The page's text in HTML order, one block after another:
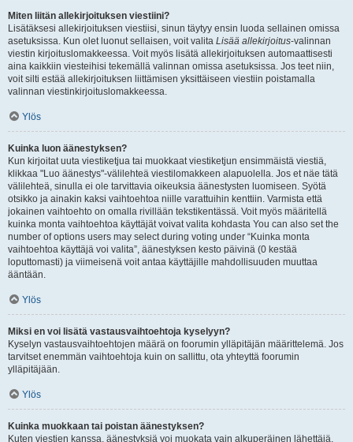
Miten liitän allekirjoituksen viestiini?
Lisätäksesi allekirjoituksen viestiisi, sinun täytyy ensin luoda sellainen omissa
asetuksissa. Kun olet luonut sellaisen, voit valita Lisää allekirjoitus-valinnan
viestin kirjoituslomakkeessa. Voit myös lisätä allekirjoituksen automaattisesti
aina kaikkiin viesteihisi tekemällä valinnan omissa asetuksissa. Jos teet niin,
voit silti estää allekirjoituksen liittämisen yksittäiseen viestiin poistamalla
valinnan viestinkirjoituslomakkeessa.
Ylös
Kuinka luon äänestyksen?
Kun kirjoitat uuta viestiketjua tai muokkaat viestiketjun ensimmäistä viestiä,
klikkaa "Luo äänestys"-välilehteä viestilomakkeen alapuolella. Jos et näe tätä
välilehteä, sinulla ei ole tarvittavia oikeuksia äänestysten luomiseen. Syötä
otsikko ja ainakin kaksi vaihtoehtoa niille varattuihin kenttiin. Varmista että
jokainen vaihtoehto on omalla rivillään tekstikentässä. Voit myös määritellä
kuinka monta vaihtoehtoa käyttäjät voivat valita kohdasta You can also set the
number of options users may select during voting under “Kuinka monta
vaihtoehtoa käyttäjä voi valita”, äänestyksen kesto päivinä (0 kestää
loputtomasti) ja viimeisenä voit antaa käyttäjille mahdollisuuden muuttaa
ääntään.
Ylös
Miksi en voi lisätä vastausvaihtoehtoja kyselyyn?
Kyselyn vastausvaihtoehtojen määrä on foorumin ylläpitäjän määrittelemä. Jos
tarvitset enemmän vaihtoehtoja kuin on sallittu, ota yhteyttä foorumin
ylläpitäjään.
Ylös
Kuinka muokkaan tai poistan äänestyksen?
Kuten viestien kanssa, äänestyksiä voi muokata vain alkuperäinen lähettäjä,